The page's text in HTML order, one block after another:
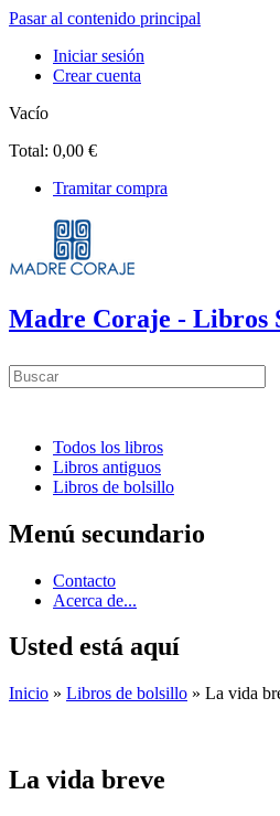
Pasar al contenido principal
Iniciar sesión
Crear cuenta
Vacío
Total: 0,00 €
Tramitar compra
Madre Coraje - Libros
Todos los libros
Libros antiguos
Libros de bolsillo
Menú secundario
Contacto
Acerca de...
Usted está aquí
Inicio » Libros de bolsillo » La vida
La vida breve